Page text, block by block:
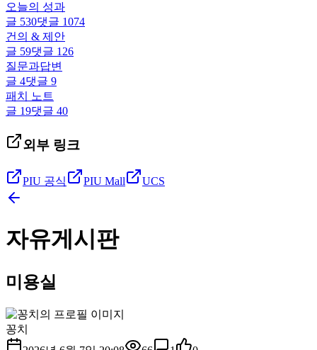
오늘의 성과
글 530댓글 1074
건의 & 제안
글 59댓글 126
질문과답변
글 4댓글 9
패치 노트
글 19댓글 40
외부 링크
PIU 공식 PIU Mall UCS
자유게시판
미용실
꽁치